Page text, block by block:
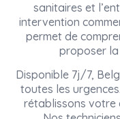
sanitaires et
intervention
permet de
proposer
Disponible 7j/7,
toutes les
rétablissons votre